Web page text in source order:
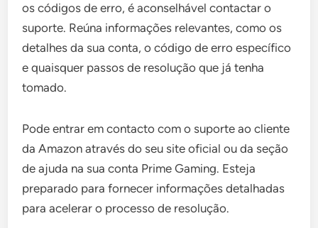
os códigos de erro, é aconselhável contactar o
suporte. Reúna informações relevantes, como os
detalhes da sua conta, o código de erro específico
e quaisquer passos de resolução que já tenha
tomado.
Pode entrar em contacto com o suporte ao cliente
da Amazon através do seu site oficial ou da seção
de ajuda na sua conta Prime Gaming. Esteja
preparado para fornecer informações detalhadas
para acelerar o processo de resolução.